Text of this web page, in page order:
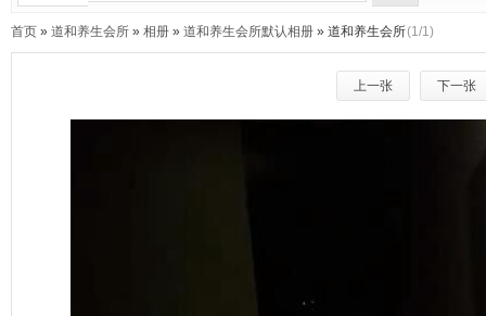
首页 » 道和养生会所 » 相册 » 道和养生会所默认相册 » 道和养生会所(1/1)
上一张 下一张